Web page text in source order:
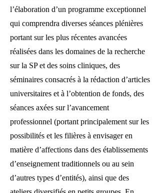
l’élaboration d’un programme exceptionnel
qui comprendra diverses séances plénières
portant sur les plus récentes avancées
réalisées dans les domaines de la recherche
sur la SP et des soins cliniques, des
séminaires consacrés à la rédaction d’articles
universitaires et à l’obtention de fonds, des
séances axées sur l’avancement
professionnel (portant principalement sur les
possibilités et les filières à envisager en
matière d’affections dans des établissements
d’enseignement traditionnels ou au sein
d’autres types d’entités), ainsi que des